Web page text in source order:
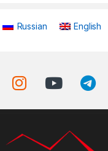
Russian English